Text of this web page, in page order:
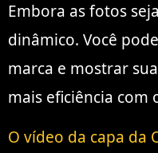
Embora as fotos
dinâmico. Você
marca e mostrar
mais eficiência com
O vídeo da capa da